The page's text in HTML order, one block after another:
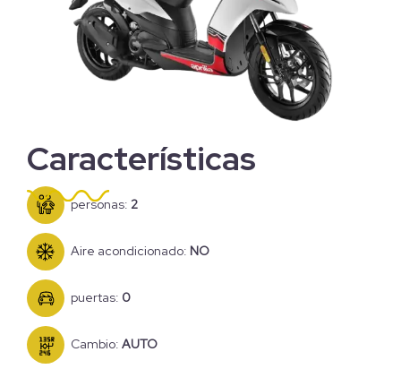
Características
personas: 2
Aire acondicionado: NO
puertas: 0
Cambio: AUTO